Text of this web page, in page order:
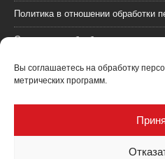
Вы соглашаетесь на обработку
метрических программ.
Политика в отношении обработки
Согласие на обработку
Пользовательское соглашение